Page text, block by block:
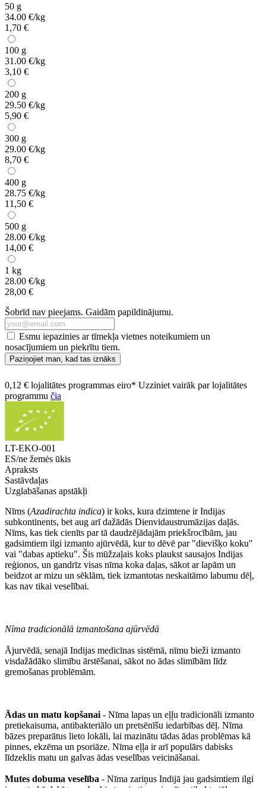
50 g
34.00 €/kg
1,70 €
100 g
31.00 €/kg
3,10 €
200 g
29.50 €/kg
5,90 €
300 g
29.00 €/kg
8,70 €
400 g
28.75 €/kg
11,50 €
500 g
28.00 €/kg
14,00 €
1 kg
28.00 €/kg
28,00 €
Šobrīd nav pieejams. Gaidām papildinājumu.
Esmu iepazinies ar tīmekļa vietnes noteikumiem un
nosacījumiem un piekrītu tiem.
Paziņojiet man, kad tas iznāks
0,12 € lojalitātes programmas eiro* Uzziniet vairāk par lojalitātes
programmu čia
LT-EKO-001
ES/ne žemės ūkis
Apraksts
Sastāvdaļas
Uzglabāšanas apstākļi
Nīms (Azadirachta indica) ir koks, kura dzimtene ir Indijas
subkontinents, bet aug arī dažādās Dienvidaustrumāzijas daļās.
Nīms, kas tiek cienīts par tā daudzējādajām priekšrocībām, jau
gadsimtiem ilgi izmanto ajūrvēdā, kur to dēvē par "dievišķo koku"
vai "dabas aptieku". Šis mūžzaļais koks plaukst sausajos Indijas
reģionos, un gandrīz visas nīma koka daļas, sākot ar lapām un
beidzot ar mizu un sēklām, tiek izmantotas neskaitāmo labumu dēļ,
kas nav tikai veselībai.
Nīma tradicionālā izmantošana ajūrvēdā
Ājurvēdā, senajā Indijas medicīnas sistēmā, nīmu bieži izmanto
visdažādāko slimību ārstēšanai, sākot no ādas slimībām līdz
gremošanas problēmām.
Ādas un matu kopšanai - Nīma lapas un eļļu tradicionāli izmanto
pretiekaisuma, antibakteriālo un pretsēnīšu iedarbības dēļ. Nīma
bāzes preparātus lieto lokāli, lai mazinātu tādas ādas problēmas kā
pinnes, ekzēma un psoriāze. Nīma eļļa ir arī populārs dabisks
līdzeklis matu un galvas ādas veselības veicināšanai.
Mutes dobuma veselība - Nīma zariņus Indijā jau gadsimtiem ilgi